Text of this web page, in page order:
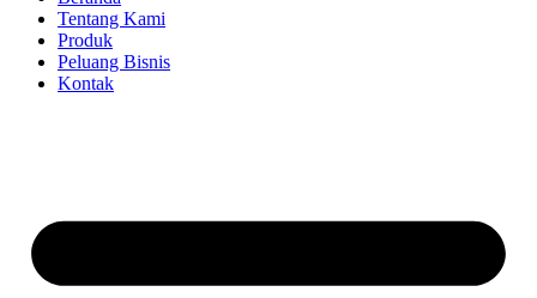
Tentang Kami
Produk
Peluang Bisnis
Kontak